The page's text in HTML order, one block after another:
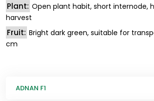
Plant: Open plant habit, short internode,
harvest
Fruit: Bright dark green, suitable for
cm
ADNAN F1